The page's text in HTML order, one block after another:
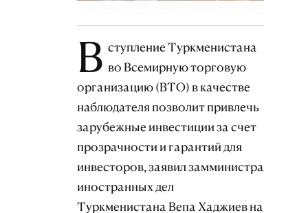
В ступление Туркменистана
во Всемирную торговую
организацию (ВТО) в качестве
наблюдателя позволит привлечь
зарубежные инвестиции за счет
прозрачности и гарантий для
инвесторов, заявил замминистра
иностранных дел
Туркменистана Вепа Хаджиев на